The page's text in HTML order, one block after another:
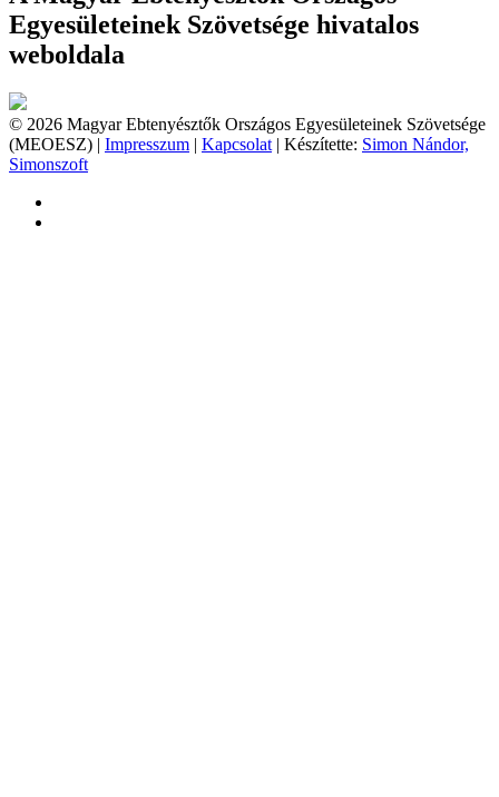
Egyesületeinek Szövetsége hivatalos
weboldala
© 2026 Magyar Ebtenyésztők Országos Egyesületeinek Szövetsége
(MEOESZ) | Impresszum | Kapcsolat | Készítette: Simon Nándor,
Simonszoft